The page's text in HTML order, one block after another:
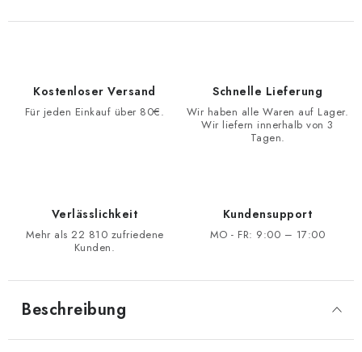
Kostenloser Versand
Für jeden Einkauf über 80€.
Schnelle Lieferung
Wir haben alle Waren auf Lager.
Wir liefern innerhalb von 3
Tagen.
Verlässlichkeit
Mehr als 22 810 zufriedene
Kunden.
Kundensupport
MO - FR: 9:00 – 17:00
Beschreibung